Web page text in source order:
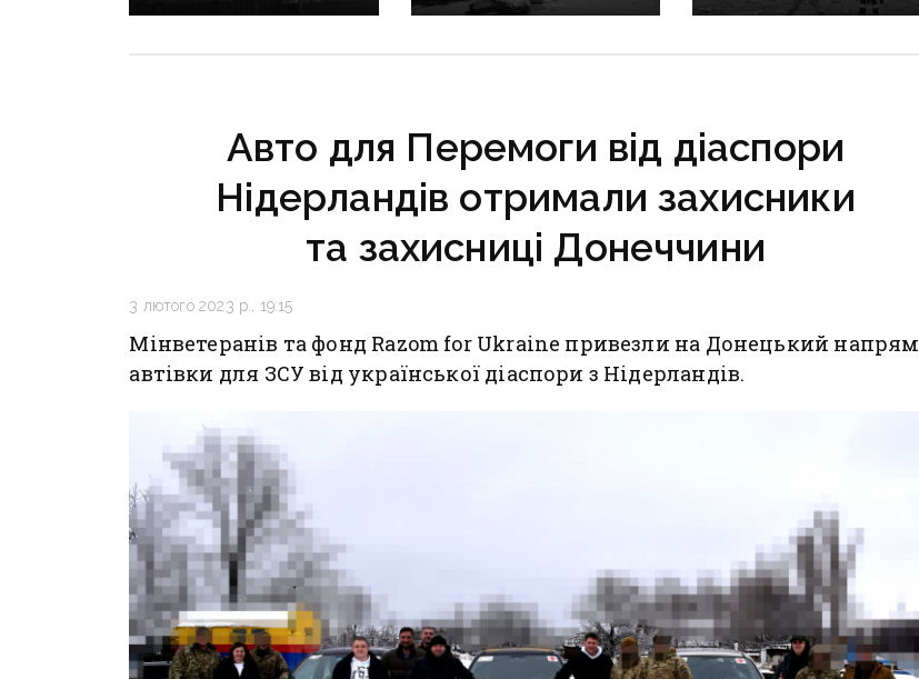
Донеччини: одна людина
сезону: фронт
воєнні злочини
Авто для Перемоги від діаспори
Нідерландів отримали захисники
та захисниці Донеччини
3 лютого 2023 р., 19:15
Мінветеранів та фонд Razom for Ukraine привезли на Донецький напрям
автівки для ЗСУ від української діаспори з Нідерландів.